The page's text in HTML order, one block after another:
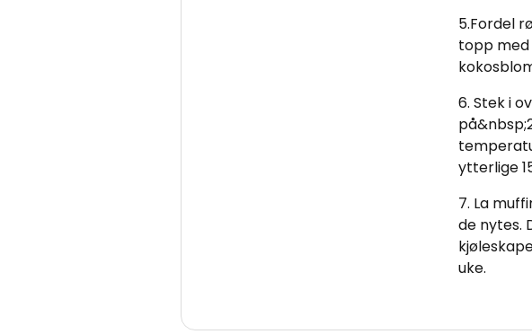
5.Fordel
topp med
6. Stek i
ytterlige
7. La
de nytes.
uke.